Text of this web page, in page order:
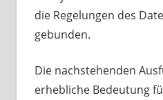
die Regelungen des
gebunden.
Die nachstehenden
erhebliche Bedeutung